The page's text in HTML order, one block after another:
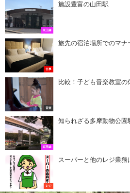
京王線
施設豊富の山田駅
仕事
旅先の宿泊場所でのマナ
音楽
比較！子ども音楽教室の
京王線
知られざる多摩動物公園
レジ
スーパーと他のレジ業務